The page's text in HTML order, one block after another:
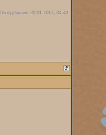
Понедельник, 30.01.2017, 04:43